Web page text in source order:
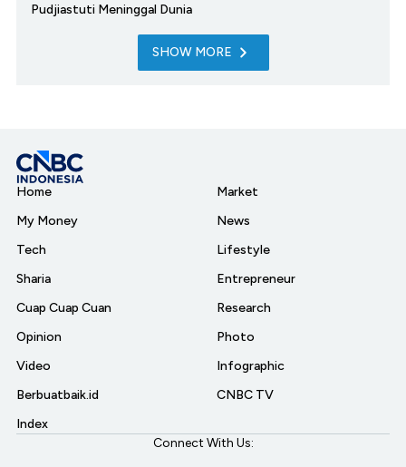
Pudjiastuti Meninggal Dunia
SHOW MORE
Home
My Money
Tech
Sharia
Cuap Cuap Cuan
Opinion
Video
Berbuatbaik.id
Index
Market
News
Lifestyle
Entrepreneur
Research
Photo
Infographic
CNBC TV
Connect With Us: